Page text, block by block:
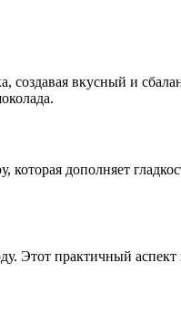
вкусный и
дополняет
Этот практичный